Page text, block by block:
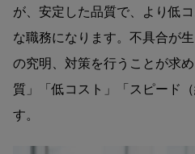
が、安定した品質で、より低
な職務になります。不具合が
の究明、対策を行うことが求
質」「低コスト」「スピード
す。